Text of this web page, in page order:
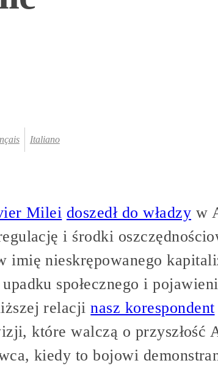
Italiano
Milei doszedł do władzy w
i środki
imię nieskrępowanego
społecznego i
relacjinasz korespondent
które walczą o przyszłość
kiedy to bojowi